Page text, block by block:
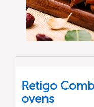
Retigo
ovens